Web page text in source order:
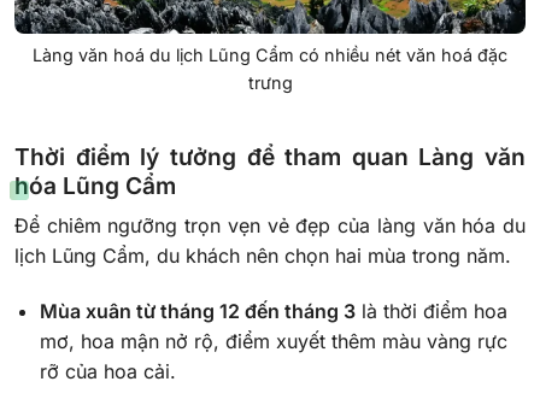
Làng văn hoá du lịch Lũng Cẩm có nhiều nét văn hoá đặc
trưng
Thời điểm lý tưởng để tham quan Làng văn
hóa Lũng Cẩm
Để chiêm ngưỡng trọn vẹn vẻ đẹp của làng văn hóa du
lịch Lũng Cẩm, du khách nên chọn hai mùa trong năm.
Mùa xuân từ tháng 12 đến tháng 3là thời điểm hoa
mơ, hoa mận nở rộ, điểm xuyết thêm màu vàng rực
rỡ của hoa cải.